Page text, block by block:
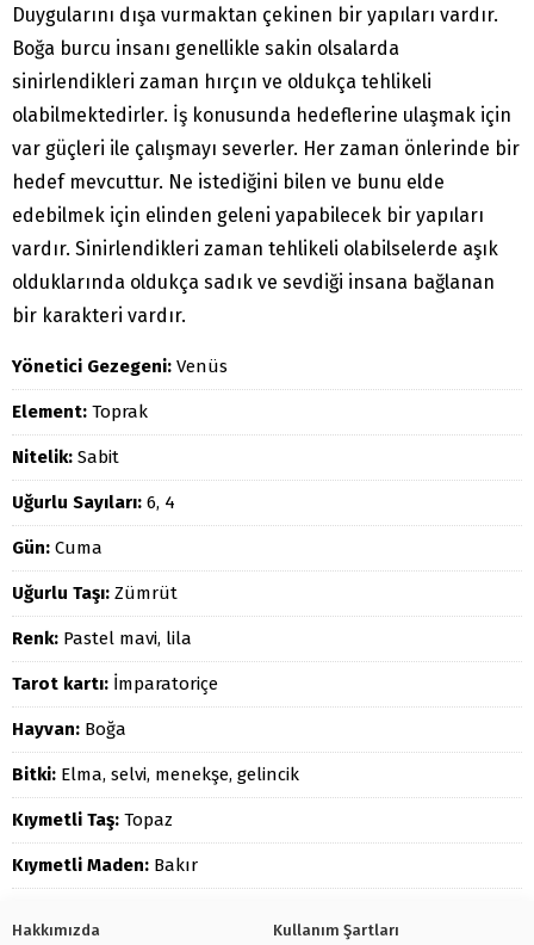
Duygularını dışa vurmaktan çekinen bir yapıları vardır.
Boğa burcu insanı genellikle sakin olsalarda
sinirlendikleri zaman hırçın ve oldukça tehlikeli
olabilmektedirler. İş konusunda hedeflerine ulaşmak için
var güçleri ile çalışmayı severler. Her zaman önlerinde bir
hedef mevcuttur. Ne istediğini bilen ve bunu elde
edebilmek için elinden geleni yapabilecek bir yapıları
vardır. Sinirlendikleri zaman tehlikeli olabilselerde aşık
olduklarında oldukça sadık ve sevdiği insana bağlanan
bir karakteri vardır.
Yönetici Gezegeni: Venüs
Element: Toprak
Nitelik: Sabit
Uğurlu Sayıları: 6, 4
Gün: Cuma
Uğurlu Taşı: Zümrüt
Renk: Pastel mavi, lila
Tarot kartı: İmparatoriçe
Hayvan: Boğa
Bitki: Elma, selvi, menekşe, gelincik
Kıymetli Taş: Topaz
Kıymetli Maden: Bakır
Hakkımızda Kullanım Şartları